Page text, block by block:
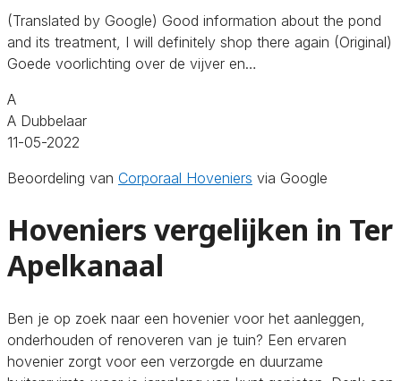
(Translated by Google) Good information about the pond
and its treatment, I will definitely shop there again (Original)
Goede voorlichting over de vijver en…
A
A Dubbelaar
11-05-2022
Beoordeling van Corporaal Hoveniers via Google
Hoveniers vergelijken in Ter
Apelkanaal
Ben je op zoek naar een hovenier voor het aanleggen,
onderhouden of renoveren van je tuin? Een ervaren
hovenier zorgt voor een verzorgde en duurzame